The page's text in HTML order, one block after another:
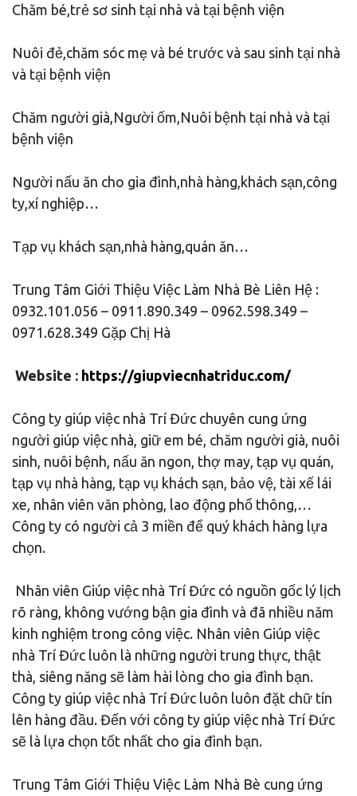
Chăm bé,trẻ sơ sinh tại nhà và tại bệnh viện
Nuôi đẻ,chăm sóc mẹ và bé trước và sau sinh tại nhà
và tại bệnh viện
Chăm người già,Người ốm,Nuôi bệnh tại nhà và tại
bệnh viện
Người nấu ăn cho gia đình,nhà hàng,khách sạn,công
ty,xí nghiệp…
Tạp vụ khách sạn,nhà hàng,quán ăn…
Trung Tâm Giới Thiệu Việc Làm Nhà Bè Liên Hệ :
0932.101.056 – 0911.890.349 – 0962.598.349 –
0971.628.349 Gặp Chị Hà
Website : https://giupviecnhatriduc.com/
Công ty giúp việc nhà Trí Đức chuyên cung ứng
người giúp việc nhà, giữ em bé, chăm người già, nuôi
sinh, nuôi bệnh, nấu ăn ngon, thợ may, tạp vụ quán,
tạp vụ nhà hàng, tạp vụ khách sạn, bảo vệ, tài xế lái
xe, nhân viên văn phòng, lao động phổ thông,…
Công ty có người cả 3 miền để quý khách hàng lựa
chọn.
Nhân viên Giúp việc nhà Trí Đức có nguồn gốc lý lịch
rõ ràng, không vướng bận gia đình và đã nhiều năm
kinh nghiệm trong công việc. Nhân viên Giúp việc
nhà Trí Đức luôn là những người trung thực, thật
thà, siêng năng sẽ làm hài lòng cho gia đình bạn.
Công ty giúp việc nhà Trí Đức luôn luôn đặt chữ tín
lên hàng đầu. Đến với công ty giúp việc nhà Trí Đức
sẽ là lựa chọn tốt nhất cho gia đình bạn.
Trung Tâm Giới Thiệu Việc Làm Nhà Bè cung ứng